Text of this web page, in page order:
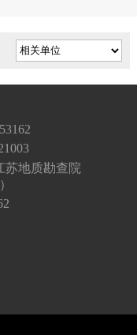
苏地质勘查院